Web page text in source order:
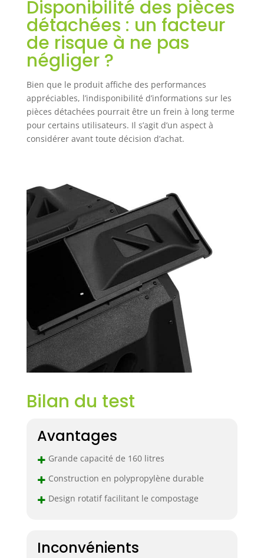
Disponibilité des pièces
détachées : un facteur
de risque à ne pas
négliger ?
Bien que le produit affiche des performances
appréciables, l’indisponibilité d’informations sur les
pièces détachées pourrait être un frein à long terme
pour certains utilisateurs. Il s’agit d’un aspect à
considérer avant toute décision d’achat.
Bilan du test
Avantages
+ Grande capacité de 160 litres
+ Construction en polypropylène durable
+ Design rotatif facilitant le compostage
Inconvénients